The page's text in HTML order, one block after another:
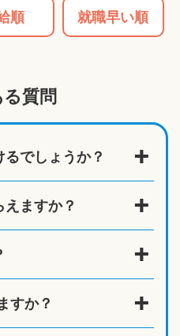
順 就職早い順
質問
でしょうか？
ますか？
すか？